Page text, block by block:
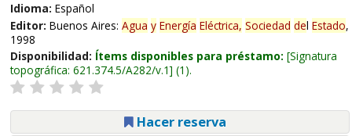
Idioma: Español
Editor: Buenos Aires: Agua y Energía Eléctrica, Sociedad del Estado,
1998
Disponibilidad: Ítems disponibles para préstamo: Signatura
topográfica: 621.374.5/A282/v.1 (1).
Hacer reserva